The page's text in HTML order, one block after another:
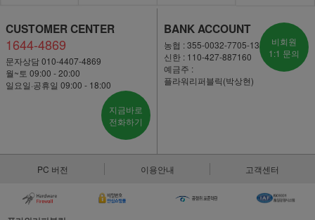
CUSTOMER CENTER
1644-4869
문자상담 010-4407-4869
월~토 09:00 - 20:00
일요일·공휴일 09:00 - 18:00
지금바로
전화하기
BANK ACCOUNT
농협 : 355-0032-7705-13
신한 : 110-427-887160
예금주 :
플라워리퍼블릭(박상현)
비회원
1:1 문의
PC 버전 이용안내 고객센터